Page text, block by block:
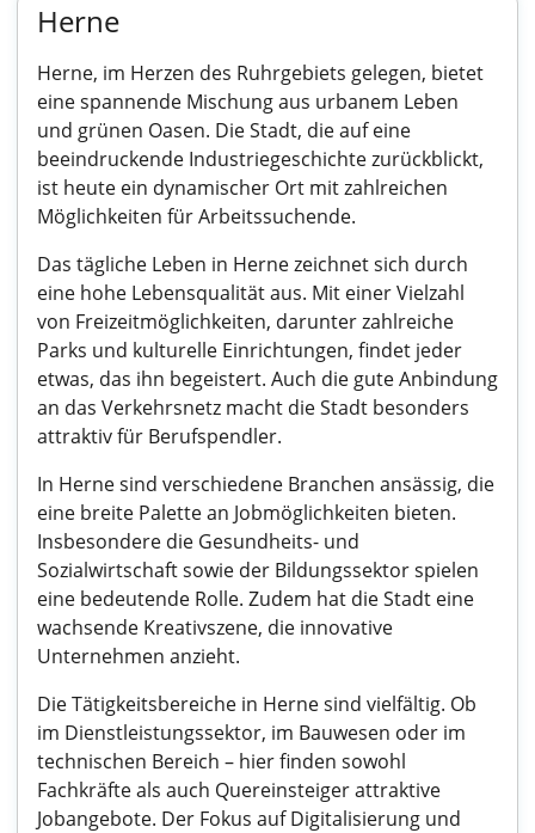
Herne
Herne, im Herzen des Ruhrgebiets gelegen, bietet
eine spannende Mischung aus urbanem Leben
und grünen Oasen. Die Stadt, die auf eine
beeindruckende Industriegeschichte zurückblickt,
ist heute ein dynamischer Ort mit zahlreichen
Möglichkeiten für Arbeitssuchende.
Das tägliche Leben in Herne zeichnet sich durch
eine hohe Lebensqualität aus. Mit einer Vielzahl
von Freizeitmöglichkeiten, darunter zahlreiche
Parks und kulturelle Einrichtungen, findet jeder
etwas, das ihn begeistert. Auch die gute Anbindung
an das Verkehrsnetz macht die Stadt besonders
attraktiv für Berufspendler.
In Herne sind verschiedene Branchen ansässig, die
eine breite Palette an Jobmöglichkeiten bieten.
Insbesondere die Gesundheits- und
Sozialwirtschaft sowie der Bildungssektor spielen
eine bedeutende Rolle. Zudem hat die Stadt eine
wachsende Kreativszene, die innovative
Unternehmen anzieht.
Die Tätigkeitsbereiche in Herne sind vielfältig. Ob
im Dienstleistungssektor, im Bauwesen oder im
technischen Bereich – hier finden sowohl
Fachkräfte als auch Quereinsteiger attraktive
Jobangebote. Der Fokus auf Digitalisierung und